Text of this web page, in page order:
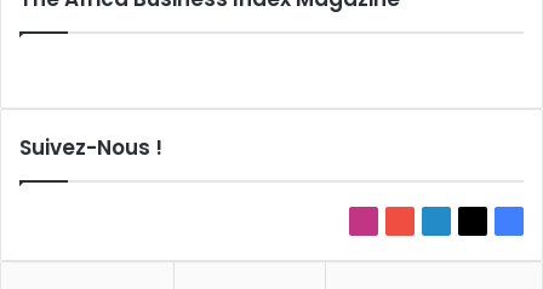
Suivez-Nous !